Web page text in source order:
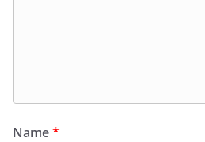
Name*